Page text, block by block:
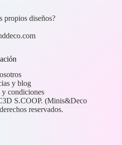
propios diseños?
y blog
condiciones
S.COOP. (Minis&Deco
reservados.